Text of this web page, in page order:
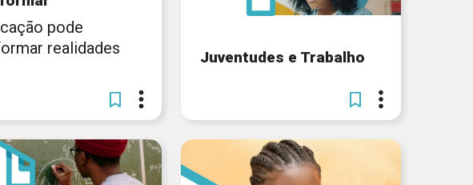
pode
realidades
Juventudes e Trabalho